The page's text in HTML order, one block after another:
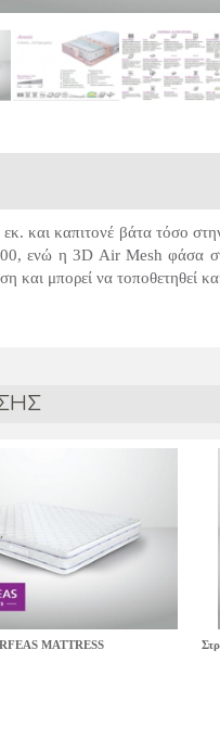
εκ. και καπιτονέ βάτα τόσο
ενώ η 3D Air Mesh φάσα στο
και μπορεί να τοποθετηθεί
MATTRESS